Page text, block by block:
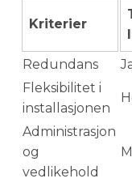
Kriterier
Redundans
Fleksibilitet i
installasjonen
Administrasjon
og
vedlikehold